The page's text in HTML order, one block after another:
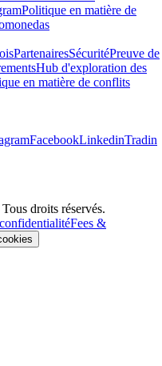
Politique en matière de
PartenairesSécuritéPreuve de
Hub d'exploration des
en matière de conflits
FacebookLinkedinTradin
droits réservés.
Fees &